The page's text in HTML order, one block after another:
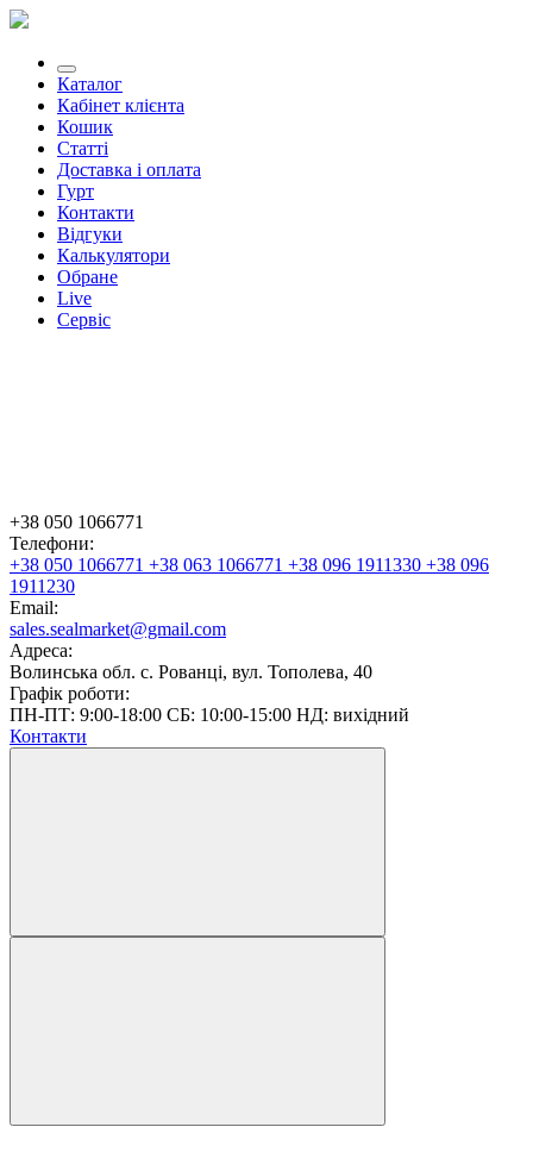
Каталог
Кабінет клієнта
Кошик
Статті
Доставка і оплата
Гурт
Контакти
Відгуки
Калькулятори
Обране
Live
Сервіс
+38 050 1066771
Телефони:
+38 050 1066771 +38 063 1066771 +38 096 1911330 +38 096
1911230
Email:
sales.sealmarket@gmail.com
Адреса:
Волинська обл. с. Рованці, вул. Тополева, 40
Графік роботи:
ПН-ПТ: 9:00-18:00 СБ: 10:00-15:00 НД: вихідний
Контакти